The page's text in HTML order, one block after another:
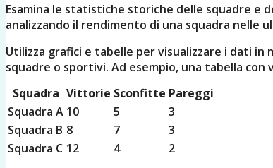
Esamina le statistiche storiche delle squadre e
analizzando il rendimento di una squadra
Utilizza grafici e tabelle per visualizzare i dati
squadre o sportivi. Ad esempio, una tabella
Squadra Vittorie Sconfitte Pareggi
Squadra A 10 5
3
Squadra B 8 7
3
Squadra C 12 4
2